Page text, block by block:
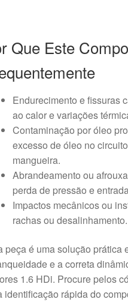
Que Este
Endurecimento e fissuras
ao calor e variações
Contaminação por óleo
excesso de óleo no
mangueira.
Abrandeamento ou
perda de pressão e
Impactos mecânicos ou
rachas ou desalinhamento.
peça é uma solução prática
e a correta
1.6 HDi. Procure pelos
identificação rápida do